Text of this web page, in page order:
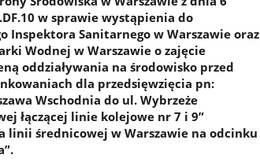
w sprawie wystąpienia do
Inspektora Sanitarnego w Warszawie oraz
Wodnej w Warszawie o zajęcie
oddziaływania na środowisko przed
dla przedsięwzięcia pn:
Wschodnia do ul. Wybrzeże
łączącej linie kolejowe nr 7 i 9”
linii średnicowej w Warszawie na odcinku